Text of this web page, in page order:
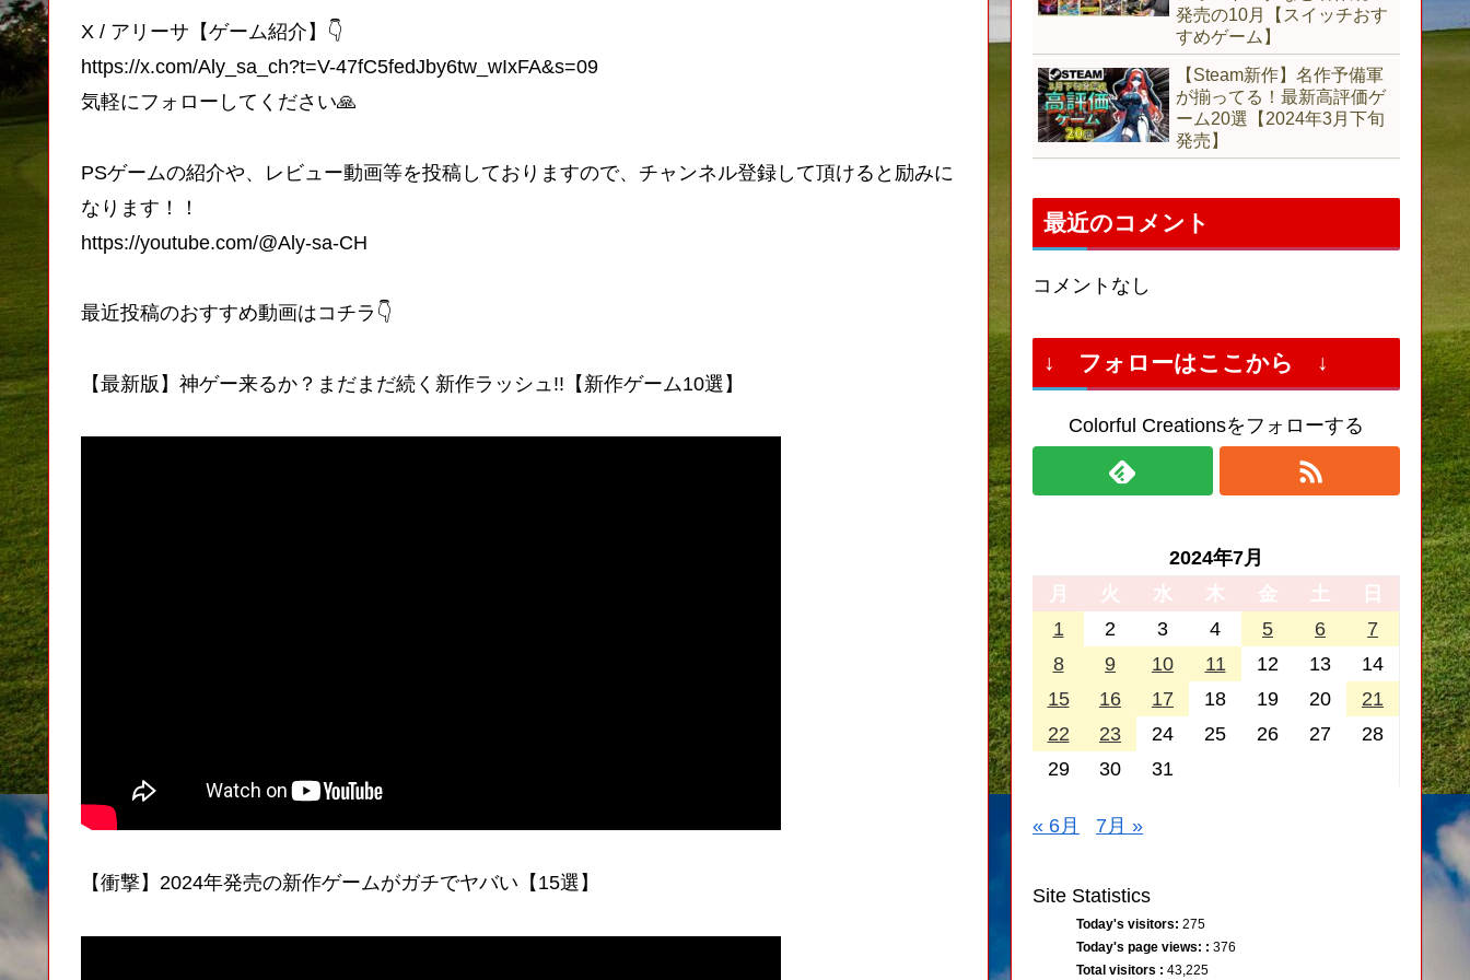
X / アリーサ【ゲーム紹介】👇
https://x.com/Aly_sa_ch?t=V-47fC5fedJby6tw_wIxFA&s=09
気軽にフォローしてください🙏
PSゲームの紹介や、レビュー動画等を投稿しておりますので、チャンネル登録して頂けると励みに
なります！！
https://youtube.com/@Aly-sa-CH
最近投稿のおすすめ動画はコチラ👇
【最新版】神ゲー来るか？まだまだ続く新作ラッシュ!!【新作ゲーム10選】
【衝撃】2024年発売の新作ゲームがガチでヤバい【15選】
発売の10月【スイッチおす
すめゲーム】
【Steam新作】名作予備軍
が揃ってる！最新高評価ゲ
ーム20選【2024年3月下旬
発売】
最近のコメント
コメントなし
↓ フォローはここから ↓
Colorful Creationsをフォローする
2024年7月
月
火 水 木 金 土
日
1
2 3 4 5 6
7
8
9 10 11 12 13
14
15
16 17 18 19 20
21
22
23 24 25 26 27
28
29
30 31
« 6月 7月 »
Site Statistics
Today's visitors: 275
Today's page views: : 376
Total visitors : 43,225